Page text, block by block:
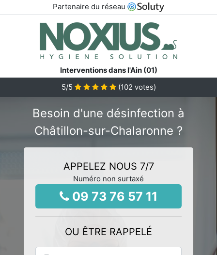
Partenaire du réseau
Interventions dans l'Ain (01)
5/5 (102 votes)
Besoin d'une désinfection à
Châtillon-sur-Chalaronne ?
APPELEZ NOUS 7/7
Numéro non surtaxé
09 73 76 57 11
OU ÊTRE RAPPELÉ